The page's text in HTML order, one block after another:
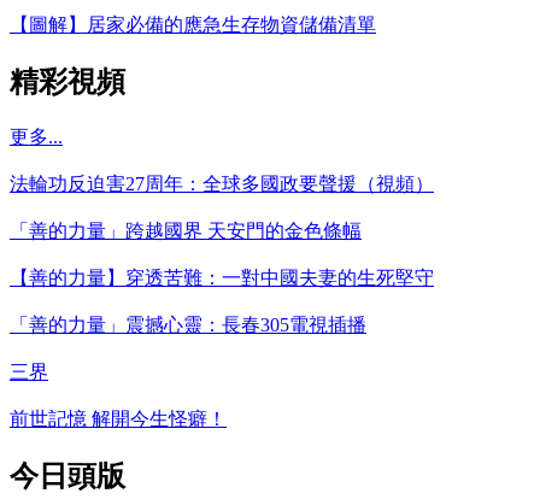
【圖解】居家必備的應急生存物資儲備清單
精彩視頻
更多...
法輪功反迫害27周年：全球多國政要聲援（視頻）
「善的力量」跨越國界 天安門的金色條幅
【善的力量】穿透苦難：一對中國夫妻的生死堅守
「善的力量」震撼心靈：長春305電視插播
三界
前世記憶 解開今生怪癖！
今日頭版